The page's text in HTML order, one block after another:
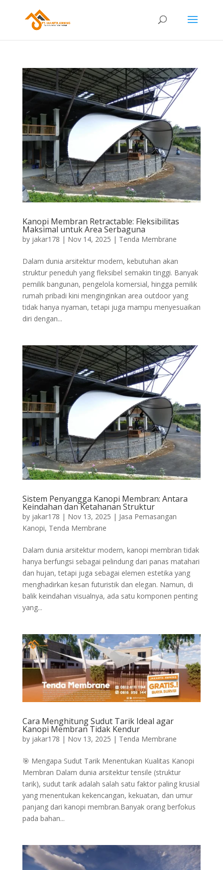
Kanopi Membran Retractable: Fleksibilitas
Maksimal untuk Area Serbaguna
by jakar178 | Nov 14, 2025 | Tenda Membrane
Dalam dunia arsitektur modern, kebutuhan akan
struktur peneduh yang fleksibel semakin tinggi. Banyak
pemilik bangunan, pengelola komersial, hingga pemilik
rumah pribadi kini menginginkan area outdoor yang
tidak hanya nyaman, tetapi juga mampu menyesuaikan
diri dengan...
Sistem Penyangga Kanopi Membran: Antara
Keindahan dan Ketahanan Struktur
by jakar178 | Nov 13, 2025 | Jasa Pemasangan
Kanopi, Tenda Membrane
Dalam dunia arsitektur modern, kanopi membran tidak
hanya berfungsi sebagai pelindung dari panas matahari
dan hujan, tetapi juga sebagai elemen estetika yang
menghadirkan kesan futuristik dan elegan. Namun, di
balik keindahan visualnya, ada satu komponen penting
yang...
Cara Menghitung Sudut Tarik Ideal agar
Kanopi Membran Tidak Kendur
by jakar178 | Nov 13, 2025 | Tenda Membrane
🎯 Mengapa Sudut Tarik Menentukan Kualitas Kanopi
Membran Dalam dunia arsitektur tensile (struktur
tarik), sudut tarik adalah salah satu faktor paling krusial
yang menentukan kekencangan, kekuatan, dan umur
panjang dari kanopi membran.Banyak orang berfokus
pada bahan...